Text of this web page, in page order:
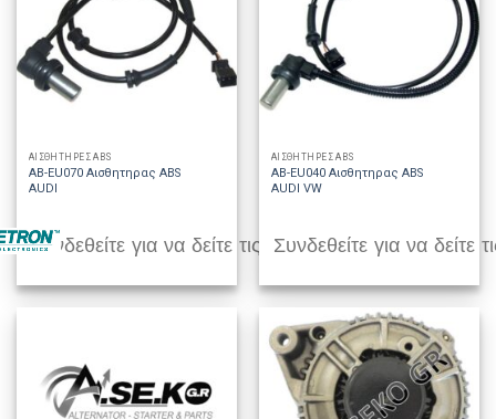
ΑΙΣΘΗΤΗΡΕΣ ABS
AB-EU070 Αισθητηρας ABS
AUDI
Συνδεθείτε για να δείτε τις τιμές
ΑΙΣΘΗΤΗΡΕΣ ABS
AB-EU040 Αισθητηρας ABS
AUDI VW
Συνδεθείτε για να δείτε